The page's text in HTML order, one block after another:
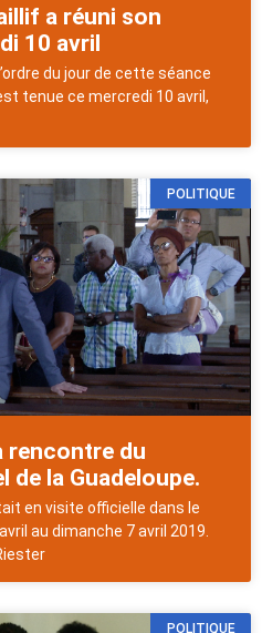
a réuni son
10 avril
du jour de cette séance
tenue ce mercredi 10 avril,
POLITIQUE
rencontre du
la Guadeloupe.
en visite officielle dans le
au dimanche 7 avril 2019.
POLITIQUE